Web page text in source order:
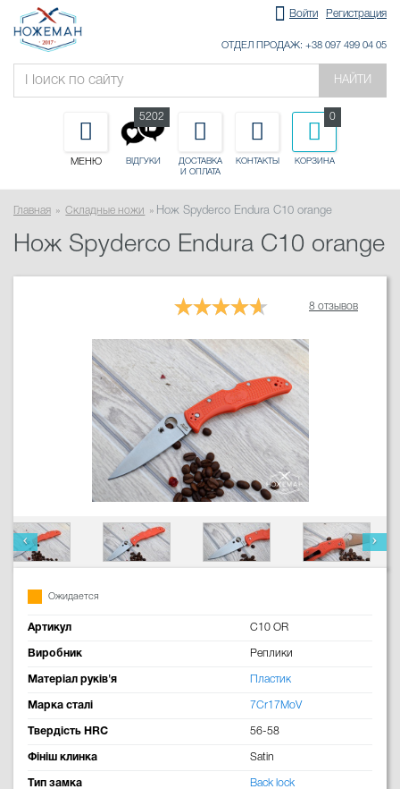
Войти Регистрация
ОТДЕЛ ПРОДАЖ: +38 097 499 04 05
НАЙТИ
МЕНЮ ВІДГУКИ
5202
ДОСТАВКА
И ОПЛАТА
КОНТАКТЫ КОРЗИНА
0
Главная Складные ножи Нож Spyderco Endura C10 orange
Нож Spyderco Endura C10 orange
8 отзывов
Ожидается
Артикул C10 OR
Виробник Реплики
Матеріал руків'я Пластик
Марка сталі 7Cr17MoV
Твердість HRC 56-58
Фініш клинка Satin
Тип замка Back lock